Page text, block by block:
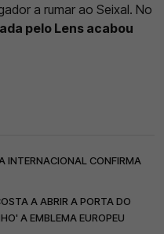
a rumar ao Seixal. No
pelo Lens acabou
INTERNACIONAL CONFIRMA
A ABRIR A PORTA DO
A EMBLEMA EUROPEU